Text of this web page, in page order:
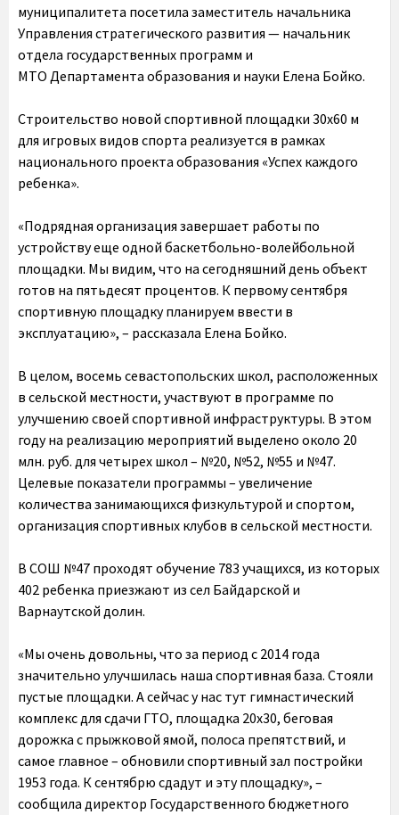
муниципалитета посетила заместитель начальника
Управления стратегического развития — начальник
отдела государственных программ и
МТО Департамента образования и науки Елена Бойко.
Строительство новой спортивной площадки 30х60 м
для игровых видов спорта реализуется в рамках
национального проекта образования «Успех каждого
ребенка».
«Подрядная организация завершает работы по
устройству еще одной баскетбольно-волейбольной
площадки. Мы видим, что на сегодняшний день объект
готов на пятьдесят процентов. К первому сентября
спортивную площадку планируем ввести в
эксплуатацию», – рассказала Елена Бойко.
В целом, восемь севастопольских школ, расположенных
в сельской местности, участвуют в программе по
улучшению своей спортивной инфраструктуры. В этом
году на реализацию мероприятий выделено около 20
млн. руб. для четырех школ – №20, №52, №55 и №47.
Целевые показатели программы – увеличение
количества занимающихся физкультурой и спортом,
организация спортивных клубов в сельской местности.
В СОШ №47 проходят обучение 783 учащихся, из которых
402 ребенка приезжают из сел Байдарской и
Варнаутской долин.
«Мы очень довольны, что за период с 2014 года
значительно улучшилась наша спортивная база. Стояли
пустые площадки. А сейчас у нас тут гимнастический
комплекс для сдачи ГТО, площадка 20х30, беговая
дорожка с прыжковой ямой, полоса препятствий, и
самое главное – обновили спортивный зал постройки
1953 года. К сентябрю сдадут и эту площадку», –
сообщила директор Государственного бюджетного